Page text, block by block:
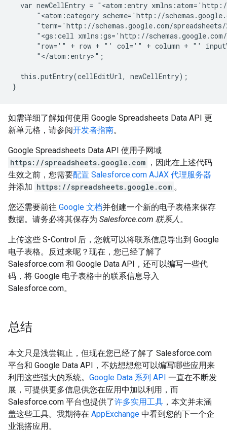
var newCellEntry = "<atom:entry
"<atom:category scheme='http://
"term='http://schemas.google.com/
"<gs:cell xmlns:gs='http://
"row='" + row + "' col='" + column + "'
      "</atom:entry>";
  this.putEntry(cellEditUrl, newCellEntry);
如需详细了解如何使用 Google Spreadsheets Data API 更
新单元格，请参阅开发者指南。
Google Spreadsheets Data API 使用子网域
https://spreadsheets.google.com ，因此在上述代码
生效之前，您需要配置 Salesforce.com AJAX 代理服务器
并添加 https://spreadsheets.google.com 。
您还需要前往 Google 文档并创建一个新的电子表格来保存
数据。请务必将其保存为 Salesforce.com 联系人。
上传这些 S-Control 后，您就可以将联系信息导出到 Google
电子表格。反过来呢？现在，您已经了解了
Salesforce.com 和 Google Data API，还可以编写一些代
码，将 Google 电子表格中的联系信息导入
Salesforce.com。
总结
本文只是浅尝辄止，但现在您已经了解了 Salesforce.com
平台和 Google Data API，不妨想想您可以编写哪些应用来
利用这些强大的系统。 Google Data 系列 API 一直在不断发
展，可提供更多信息供您在应用中加以利用，而
Salesforce.com 平台也提供了许多实用工具 ，本文并未涵
盖这些工具。我期待在 AppExchange 中看到您的下一个企
业混搭应用。